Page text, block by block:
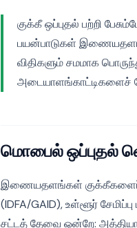
குக்கீ ஒப்புதல் பற்றி
பயன்பாடுகள்
விதிகளும் சமமாக
அடையாளங்காட்டிகளைச்
மொபைல் ஒப்புதல்
இணையதளங்கள் குக்கீகளைப்
(IDFA/GAID), உள்ளூர்
சட்டத் தேவை ஒன்றே: